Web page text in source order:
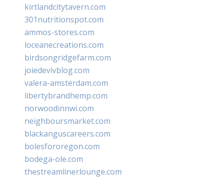
kirtlandcitytavern.com
301nutritionspot.com
ammos-stores.com
loceanecreations.com
birdsongridgefarm.com
joiedevivblog.com
valera-amsterdam.com
libertybrandhemp.com
norwoodinnwi.com
neighboursmarket.com
blackanguscareers.com
bolesfororegon.com
bodega-ole.com
thestreamlinerlounge.com